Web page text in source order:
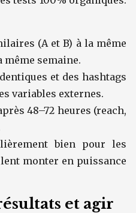
(A et B) à la même
même semaine.
et des hashtags
variables externes.
48–72 heures (reach,
bien pour les
monter en puissance
et agir